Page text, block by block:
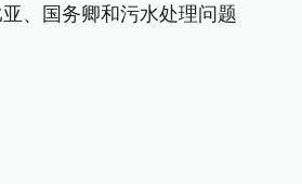
、国务卿和污水处理问题